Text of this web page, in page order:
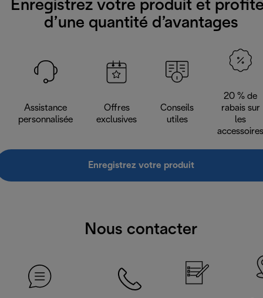
Enregistrez votre produit et
d’une quantité d’avantages
Assistance
personnalisée
Offres
exclusives
Conseils
utiles
20 % de
rabais sur
les
accessoires
Enregistrez votre produit
Nous contacter